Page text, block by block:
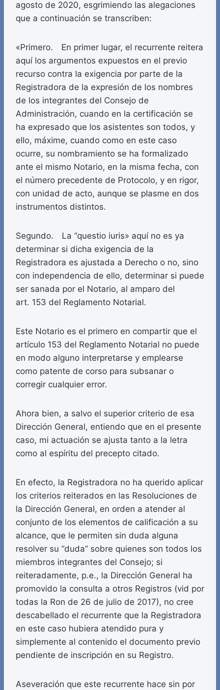
agosto de 2020, esgrimiendo las alegaciones
que a continuación se transcriben:
«Primero. En primer lugar, el recurrente reitera
aquí los argumentos expuestos en el previo
recurso contra la exigencia por parte de la
Registradora de la expresión de los nombres
de los integrantes del Consejo de
Administración, cuando en la certificación se
ha expresado que los asistentes son todos, y
ello, máxime, cuando como en este caso
ocurre, su nombramiento se ha formalizado
ante el mismo Notario, en la misma fecha, con
el número precedente de Protocolo, y en rigor,
con unidad de acto, aunque se plasme en dos
instrumentos distintos.
Segundo. La “questio iuris» aquí no es ya
determinar si dicha exigencia de la
Registradora es ajustada a Derecho o no, sino
con independencia de ello, determinar si puede
ser sanada por el Notario, al amparo del
art. 153 del Reglamento Notarial.
Este Notario es el primero en compartir que el
artículo 153 del Reglamento Notarial no puede
en modo alguno interpretarse y emplearse
como patente de corso para subsanar o
corregir cualquier error.
Ahora bien, a salvo el superior criterio de esa
Dirección General, entiendo que en el presente
caso, mi actuación se ajusta tanto a la letra
como al espíritu del precepto citado.
En efecto, la Registradora no ha querido aplicar
los criterios reiterados en las Resoluciones de
la Dirección General, en orden a atender al
conjunto de los elementos de calificación a su
alcance, que le permiten sin duda alguna
resolver su “duda” sobre quienes son todos los
miembros integrantes del Consejo; si
reiteradamente, p.e., la Dirección General ha
promovido la consulta a otros Registros (vid por
todas la Ron de 26 de julio de 2017), no cree
descabellado el recurrente que la Registradora
en este caso hubiera atendido pura y
simplemente al contenido el documento previo
pendiente de inscripción en su Registro.
Aseveración que este recurrente hace sin por